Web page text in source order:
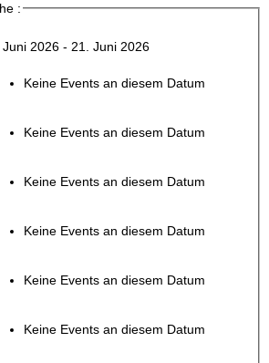
:
Juni 2026 - 21. Juni 2026
Keine Events an diesem Datum
Keine Events an diesem Datum
Keine Events an diesem Datum
Keine Events an diesem Datum
Keine Events an diesem Datum
Keine Events an diesem Datum